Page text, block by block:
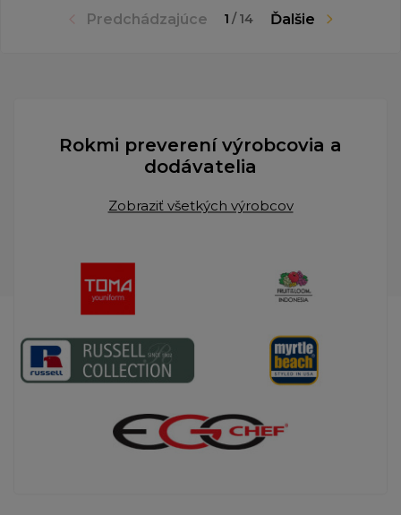
Predchádzajúce 1 / 14 Ďalšie
Rokmi preverení výrobcovia a
dodávatelia
Zobraziť všetkých výrobcov